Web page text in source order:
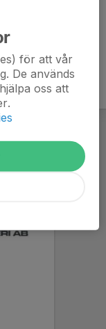
för att vår
De används
oss att